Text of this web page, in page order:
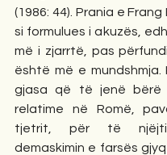
(1986: 44). Prania e
si formulues i akuzës,
më i zjarrtë, pas
është më e
gjasa që të jenë bërë
relatime në Romë,
tjetrit, për të
demaskimin e farsës